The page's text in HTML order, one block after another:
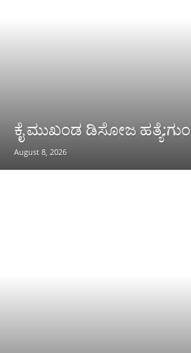
ಕೈ ಮುಖಂಡ ಡಿಸೋಜ
August 8, 2026